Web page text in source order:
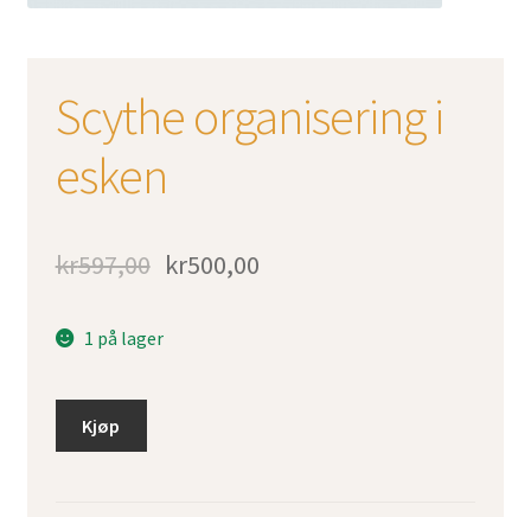
Scythe organisering i
esken
kr597,00 kr500,00
1 på lager
Kjøp